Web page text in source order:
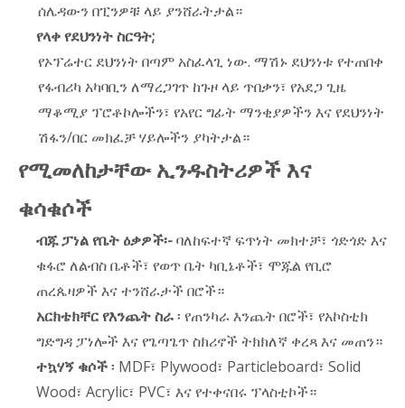
ሰሌዳውን በፒንዎቹ ላይ ያንሸራትታል።
የላቀ የደህንነት ስርዓት;
የኦፕሬተር ደህንነት በጣም አስፈላጊ ነው. ማሽኑ ደህንነቱ የተጠበቀ
የፋብሪካ አካባቢን ለማረጋገጥ ከጉዞ ላይ ጥበቃን፣ የአደጋ ጊዜ
ማቆሚያ ፕሮቶኮሎችን፣ የአየር ግፊት ማንቂያዎችን እና የደህንነት
ሽፋን/በር መክፈቻ ሃይሎችን ያካትታል።
የሚመለከታቸው ኢንዱስትሪዎች እና
ቁሳቁሶች
ብጁ ፓነል የቤት ዕቃዎች፡-ባለከፍተኛ ፍጥነት መክተቻ፣ ጎድጎድ እና
ቁፋሮ ለልብስ ቤቶች፣ የወጥ ቤት ካቢኔቶች፣ ሞጁል የቢሮ
ጠረጴዛዎች እና ተንሸራታች በሮች።
አርክቴክቸር የእንጨት ስራ፡ የጠንካራ እንጨት በሮች፣ የአኮስቲክ
ግድግዳ ፓነሎች እና የጌጣጌጥ ስክሪኖች ትክክለኛ ቀረጻ እና መጠን።
ተኳሃኝ ቁሶች፡ MDF፣ Plywood፣ Particleboard፣ Solid
Wood፣ Acrylic፣ PVC፣ እና የተቀናበሩ ፕላስቲኮች።